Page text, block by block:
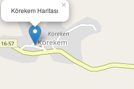
Körekem Haritası
×